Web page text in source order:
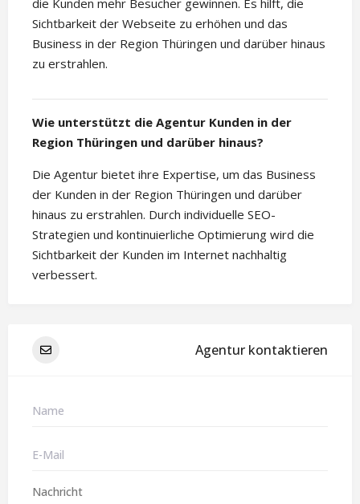
die Kunden mehr Besucher gewinnen. Es hilft, die
Sichtbarkeit der Webseite zu erhöhen und das
Business in der Region Thüringen und darüber hinaus
zu erstrahlen.
Wie unterstützt die Agentur Kunden in der
Region Thüringen und darüber hinaus?
Die Agentur bietet ihre Expertise, um das Business
der Kunden in der Region Thüringen und darüber
hinaus zu erstrahlen. Durch individuelle SEO-
Strategien und kontinuierliche Optimierung wird die
Sichtbarkeit der Kunden im Internet nachhaltig
verbessert.
Agentur kontaktieren